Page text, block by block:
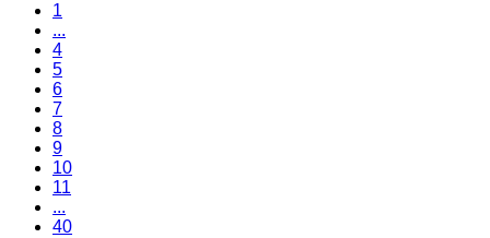
1
...
4
5
6
7
8
9
10
11
...
40